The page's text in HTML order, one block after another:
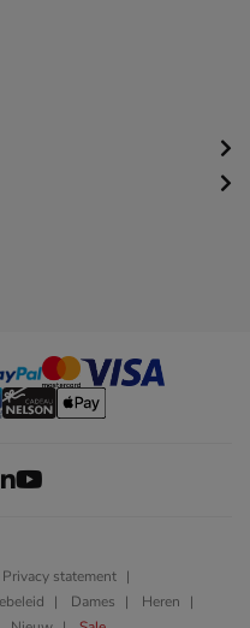
Privacy statement
Dames
Heren